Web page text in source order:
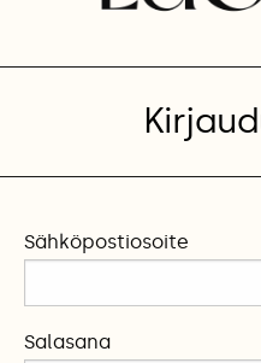
Sähköpostiosoite
Salasana